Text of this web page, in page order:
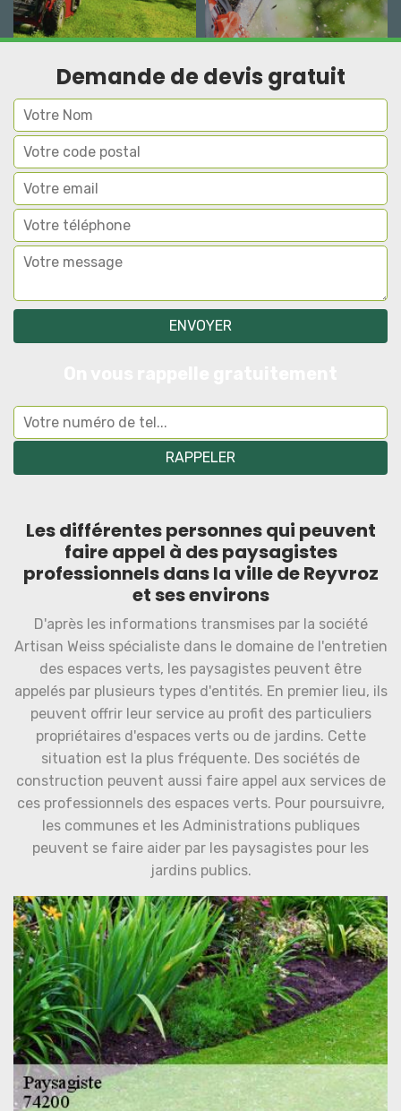
Demande de devis gratuit
Les différentes personnes qui peuvent
faire appel à des paysagistes
professionnels dans la ville de Reyvroz
et ses environs
D'après les informations transmises par la société
Artisan Weiss spécialiste dans le domaine de l'entretien
des espaces verts, les paysagistes peuvent être
appelés par plusieurs types d'entités. En premier lieu, ils
peuvent offrir leur service au profit des particuliers
propriétaires d'espaces verts ou de jardins. Cette
situation est la plus fréquente. Des sociétés de
construction peuvent aussi faire appel aux services de
ces professionnels des espaces verts. Pour poursuivre,
les communes et les Administrations publiques
peuvent se faire aider par les paysagistes pour les
jardins publics.